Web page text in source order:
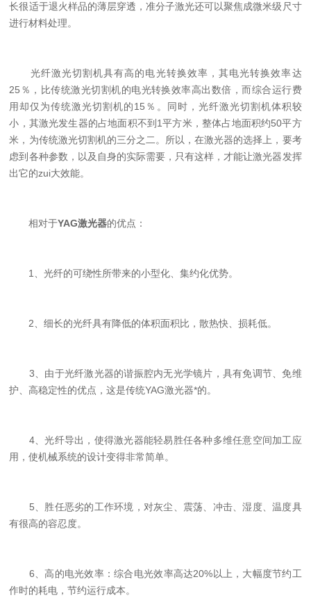
长很适于退火样品的薄层穿透，准分子激光还可以聚焦成微米级尺寸
进行材料处理。
光纤激光切割机具有高的电光转换效率，其电光转换效率达
25％，比传统激光切割机的电光转换效率高出数倍，而综合运行费
用却仅为传统激光切割机的15％。同时，光纤激光切割机体积较
小，其激光发生器的占地面积不到1平方米，整体占地面积约50平方
米，为传统激光切割机的三分之二。所以，在激光器的选择上，要考
虑到各种参数，以及自身的实际需要，只有这样，才能让激光器发挥
出它的zui大效能。
相对于YAG激光器的优点：
1、光纤的可绕性所带来的小型化、集约化优势。
2、细长的光纤具有降低的体积面积比，散热快、损耗低。
3、由于光纤激光器的谐振腔内无光学镜片，具有免调节、免维
护、高稳定性的优点，这是传统YAG激光器*的。
4、光纤导出，使得激光器能轻易胜任各种多维任意空间加工应
用，使机械系统的设计变得非常简单。
5、胜任恶劣的工作环境，对灰尘、震荡、冲击、湿度、温度具
有很高的容忍度。
6、高的电光效率：综合电光效率高达20%以上，大幅度节约工
作时的耗电，节约运行成本。